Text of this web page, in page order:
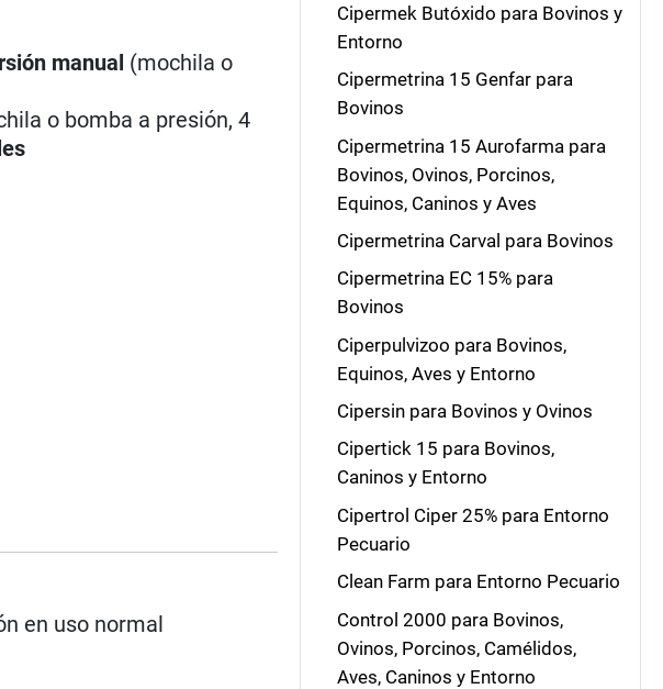
manual (mochila o
o bomba a presión, 4
en uso normal
Cipermek Butóxido para Bovinos y
Entorno
Cipermetrina 15 Genfar para
Bovinos
Cipermetrina 15 Aurofarma para
Bovinos, Ovinos, Porcinos,
Equinos, Caninos y Aves
Cipermetrina Carval para Bovinos
Cipermetrina EC 15% para
Bovinos
Ciperpulvizoo para Bovinos,
Equinos, Aves y Entorno
Cipersin para Bovinos y Ovinos
Cipertick 15 para Bovinos,
Caninos y Entorno
Cipertrol Ciper 25% para Entorno
Pecuario
Clean Farm para Entorno Pecuario
Control 2000 para Bovinos,
Ovinos, Porcinos, Camélidos,
Aves, Caninos y Entorno